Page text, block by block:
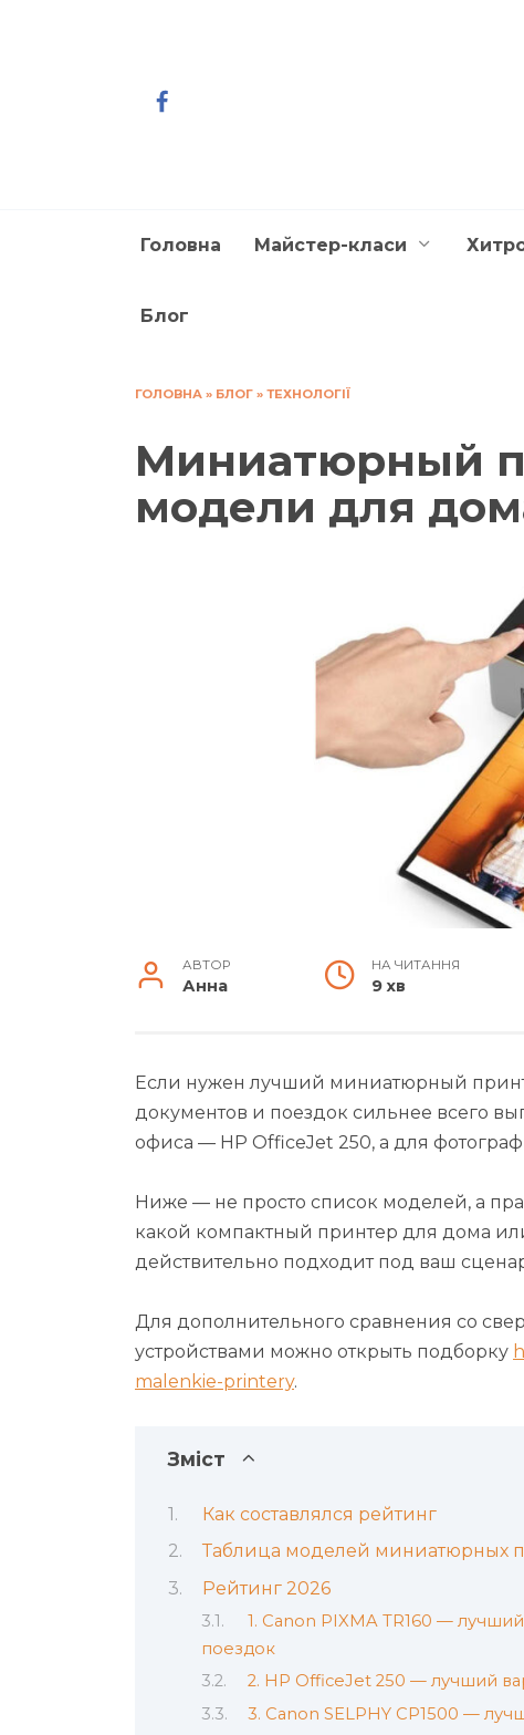
Головна Майстер-класи
Блог
ГОЛОВНА » БЛОГ » ТЕХНОЛОГІЇ
Миниатюрный
модели для
АВТОР
Анна
НА ЧИТАННЯ
9 хв
Если нужен лучший миниатюрный
документов и поездок сильнее всего
офиса — HP OfficeJet 250, а для
Ниже — не просто список моделей, а
какой компактный принтер для дома
действительно подходит под ваш
Для дополнительного сравнения со
устройствами можно открыть подборку
malenkie-printery.
Зміст
Как составлялся рейтинг
Таблица моделей миниатюрных
Рейтинг 2026
1. Canon PIXMA TR160 —
поездок
2. HP OfficeJet 250 — лучший
3. Canon SELPHY CP1500 —